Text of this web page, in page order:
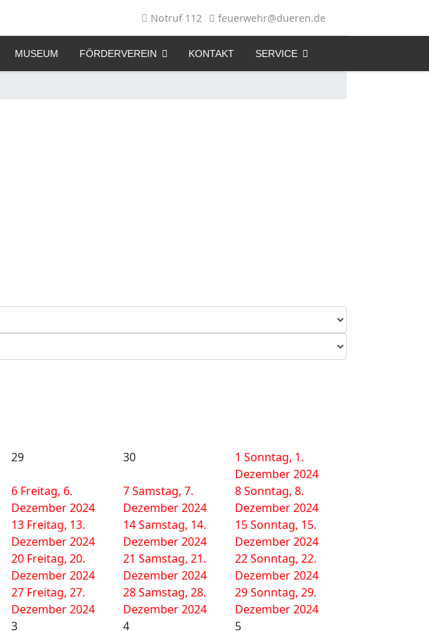
Notruf 112 feuerwehr@dueren.de
MUSEUM FÖRDERVEREIN KONTAKT SERVICE
29 30 1 Sonntag, 1.
Dezember 2024
6 Freitag, 6.
Dezember 2024
7Samstag, 7.
Dezember 2024
8Sonntag, 8.
Dezember 2024
13 Freitag, 13.
Dezember 2024
14Samstag, 14.
Dezember 2024
15Sonntag, 15.
Dezember 2024
20 Freitag, 20.
Dezember 2024
21 Samstag, 21.
Dezember 2024
22Sonntag, 22.
Dezember 2024
27 Freitag, 27.
Dezember 2024
28Samstag, 28.
Dezember 2024
29Sonntag, 29.
Dezember 2024
3 4 5